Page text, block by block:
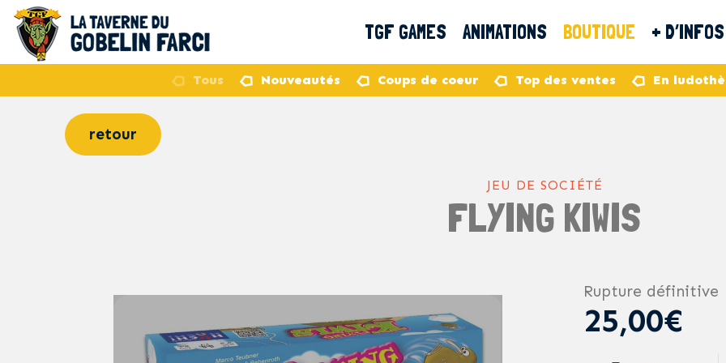
TGF GAMES ANIMATIONS BOUTIQUE + D’INFOS
Tous Nouveautés Coups de coeur Top des ventes En
retour
JEU DE SOCIÉTÉ
FLYING KIWIS
Rupture définitive
25,00€